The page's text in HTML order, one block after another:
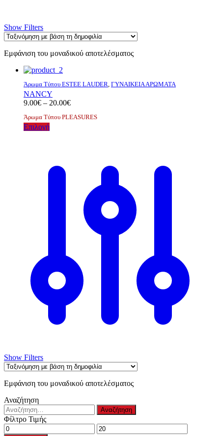
Show Filters
Εμφάνιση του μοναδικού αποτελέσματος
Άρωμα Τύπου ESTEE LAUDER ΓΥΝΑΙΚΕΙΑ ΑΡΩΜΑΤΑ
NANCY
9.00€ – 20.00€Price
9.00€
Άρωμα Τύπου PLEASURES
ΕπιλογήΑυτό
παραλλαγές.
Show Filters
Εμφάνιση του μοναδικού αποτελέσματος
Αναζήτηση
Αναζήτηση
για:
Φίλτρο Τιμής
Ελάχιστη
Μέγιστη